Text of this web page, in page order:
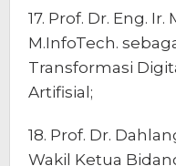
17. Prof. Dr. Eng.
M.InfoTech.
Transformasi
Artifisial;
18. Prof. Dr.
Wakil Ketua